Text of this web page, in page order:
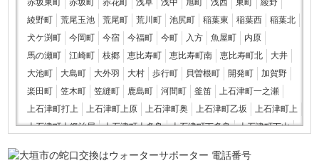
綾野町
荒尾玉池 荒尾町 荒川町 池尻町 稲葉東 稲葉西
稲葉北
犬ケ渕町
今岡町 今宿 今福町 今町 入方 魚屋町
内原
馬の瀬町
江崎町 枝郷 恵比寿町 恵比寿町南 恵比寿町北
大井
大池町
大島町 大外羽 大村 歩行町 貝曽根町 開発町
加賀野
楽田町
笠木町 笠縫町 鹿島町 河間町 釜笛
上石津町一之瀬
上石津町打上
上石津町上原 上石津町奥 上石津町乙坂
上石津町上
上石津町上鍛治屋
上石津町上多良 上石津町下多良
上石津町下山
上石津町祢宜上
上石津町細野 上石津町前ケ瀬
上石津町牧田